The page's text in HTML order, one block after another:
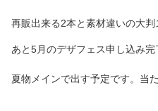
再販出来る2本と素材違いの大判
あと5月のデザフェス申し込み完
夏物メインで出す予定です。当